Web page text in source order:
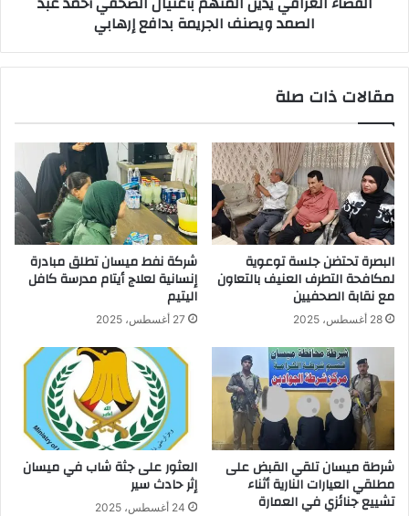
الصمد ويصنف الجريمة بدافع إرهابي
مقالات ذات صلة
البصرة تحتضن جلسة توعوية
لمكافحة التطرف العنيف بالتعاون
مع نقابة الصحفيين
28 أغسطس، 2025
شركة نفط ميسان تطلق مبادرة
إنسانية لعلاج أيتام مدرسة كافل
اليتيم
27 أغسطس، 2025
شرطة ميسان تلقي القبض على
مطلقي العيارات النارية أثناء
تشييع جنائزي في العمارة
العثور على جثة شاب في ميسان
إثر حادث سير
24 أغسطس، 2025